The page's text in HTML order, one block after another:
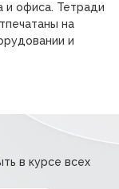
и офиса. Тетради
на
и
в курсе всех